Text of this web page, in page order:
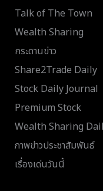
Talk of The Town
Wealth Sharing
กระดานข่าว
Share2Trade Daily
Stock Daily Journal
Premium Stock
Wealth Sharing
ภาพข่าวประชาสัมพันธ์
เรื่องเด่นวันนี้